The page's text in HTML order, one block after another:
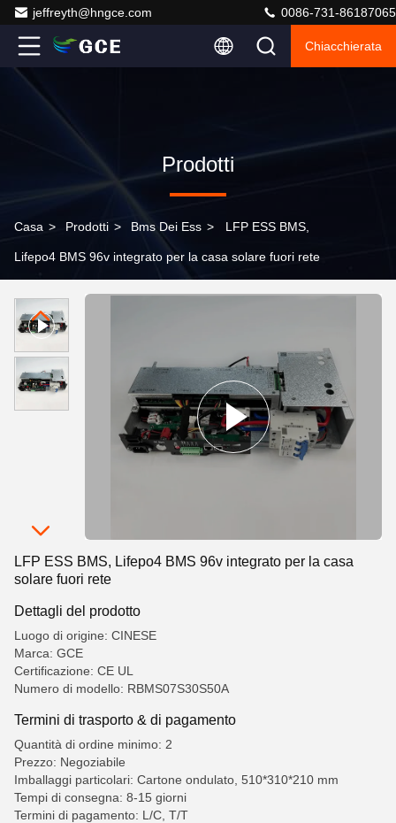
jeffreyth@hngce.com 0086-731-86187065
Chiacchierata
Prodotti
Casa > Prodotti > Bms Dei Ess > LFP ESS BMS,
Lifepo4 BMS 96v integrato per la casa solare fuori rete
LFP ESS BMS, Lifepo4 BMS 96v integrato per la casa
solare fuori rete
Dettagli del prodotto
Luogo di origine: CINESE
Marca: GCE
Certificazione: CE UL
Numero di modello: RBMS07S30S50A
Termini di trasporto & di pagamento
Quantità di ordine minimo: 2
Prezzo: Negoziabile
Imballaggi particolari: Cartone ondulato, 510*310*210 mm
Tempi di consegna: 8-15 giorni
Termini di pagamento: L/C, T/T